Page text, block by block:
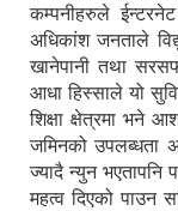
कम्पनीहरुले
अधिकांश जनताले
खानेपानी तथा
आधा हिस्साले यो
शिक्षा क्षेत्रमा भने
जमिनको उपलब्धता
ज्यादै न्युन
महत्व दिएको पाउन